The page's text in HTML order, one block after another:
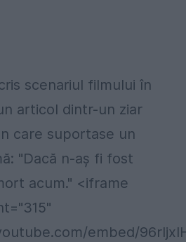
scenariul filmului în
articol dintr-un ziar
care suportase un
"Dacă n-aş fi fost
acum." <iframe
embed/